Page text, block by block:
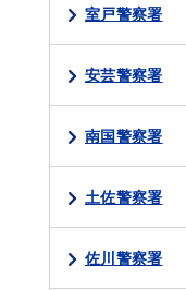
室戸警察署
安芸警察署
南国警察署
土佐警察署
佐川警察署